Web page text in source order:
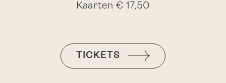
Kaarten € 17,50
TICKETS